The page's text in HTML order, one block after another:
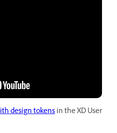
design tokensin the XD User